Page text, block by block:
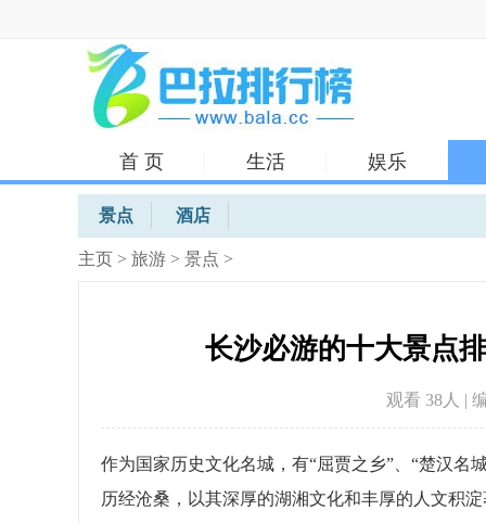
首 页 生活
娱乐
体育
景点 酒店
主页 > 旅游 > 景点 >
长沙必游的十大景点
观看 38 人 |
作为国家历史文化名城，有“屈贾之乡”、“楚汉名
历经沧桑，以其深厚的湖湘文化和丰厚的人文积